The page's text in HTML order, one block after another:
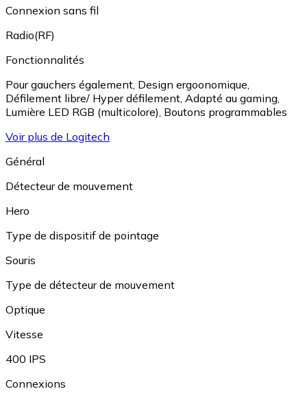
Connexion sans fil
Radio(RF)
Fonctionnalités
Pour gauchers également Design ergoonomique
Défilement libre/ Hyper défilement Adapté au gaming
Lumière LED RGB (multicolore) Boutons programmables
Voir plus de Logitech
Général
Détecteur de mouvement
Hero
Type de dispositif de pointage
Souris
Type de détecteur de mouvement
Optique
Vitesse
400 IPS
Connexions